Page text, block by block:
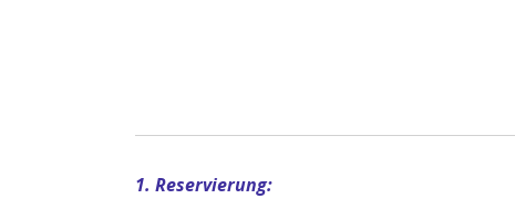
1. Reservierung: